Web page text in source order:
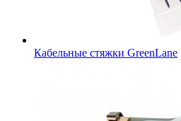
Кабельные стяжки GreenLane